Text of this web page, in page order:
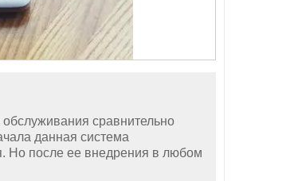
сравнительно
данная система
Но после ее внедрения в любом